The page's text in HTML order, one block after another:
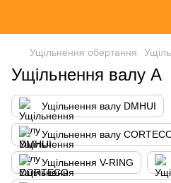
Ущільнення обертання
Ущільнення валу A
Ущільнення валу DMHUI
Ущільнення валу
Ущільнення V-RING